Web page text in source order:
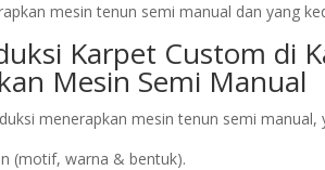
mesin tenun semi manual dan yang
Karpet Custom di
Mesin Semi Manual
menerapkan mesin tenun semi manual,
(motif, warna & bentuk).